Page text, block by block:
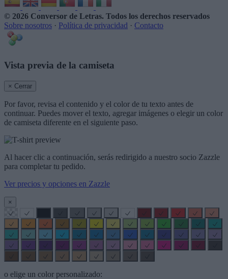
© 2026 Conversor de Letras. Todos los derechos reservados
Sobre nosotros · Política de privacidad · Contacto
Vista previa de la camiseta
× Cerrar
Por favor, revisa el contenido y el color de tu texto antes de
continuar. Puedes mover el texto, agregar imágenes o elegir un color
de camiseta diferente en el siguiente paso.
Al hacer clic a continuación, serás redirigido a nuestro socio Zazzle
para completar tu pedido.
Ver precios y opciones en Zazzle
×
o elige un color personalizado: